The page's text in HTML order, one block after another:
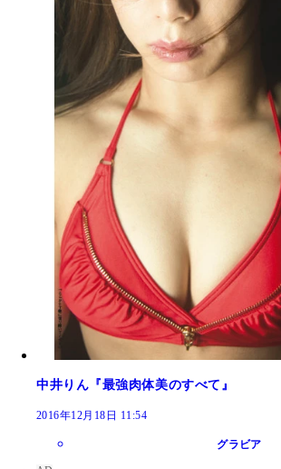
中井りん『最強肉体美のすべて』
2016年12月18日 11:54
グラビア